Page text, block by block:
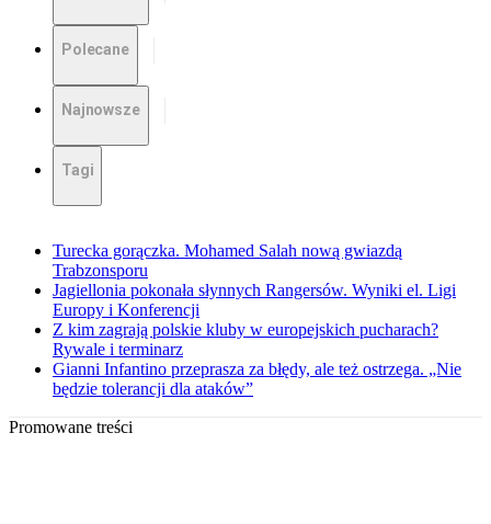
Polecane
Najnowsze
Tagi
Turecka gorączka. Mohamed Salah nową gwiazdą
Trabzonsporu
Jagiellonia pokonała słynnych Rangersów. Wyniki el. Ligi
Europy i Konferencji
Z kim zagrają polskie kluby w europejskich pucharach?
Rywale i terminarz
Gianni Infantino przeprasza za błędy, ale też ostrzega. „Nie
będzie tolerancji dla ataków”
Promowane treści